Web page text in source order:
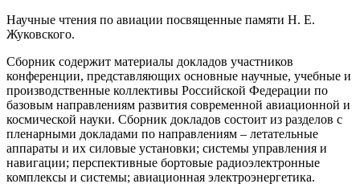
Научные чтения по авиации посвященные памяти Н. Е.
Жуковского.
Сборник содержит материалы докладов участников
конференции, представляющих основные научные, учебные и
производственные коллективы Российской Федерации по
базовым направлениям развития современной авиационной и
космической науки. Сборник докладов состоит из разделов с
пленарными докладами по направлениям – летательные
аппараты и их силовые установки; системы управления и
навигации; перспективные бортовые радиоэлектронные
комплексы и системы; авиационная электроэнергетика.